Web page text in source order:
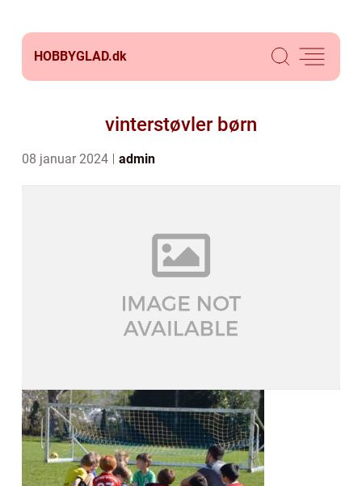
HOBBYGLAD.dk
vinterstøvler børn
08 januar 2024 admin